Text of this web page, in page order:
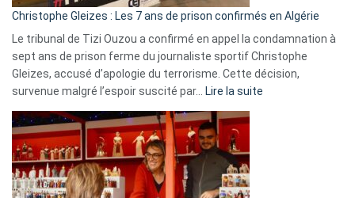
Christophe Gleizes : Les 7 ans de prison confirmés en Algérie
Le tribunal de Tizi Ouzou a confirmé en appel la condamnation à
sept ans de prison ferme du journaliste sportif Christophe
Gleizes, accusé d’apologie du terrorisme. Cette décision,
survenue malgré l’espoir suscité par… Lire la suite